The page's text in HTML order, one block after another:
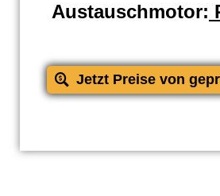
Austauschmotor:
Jetzt Preise von